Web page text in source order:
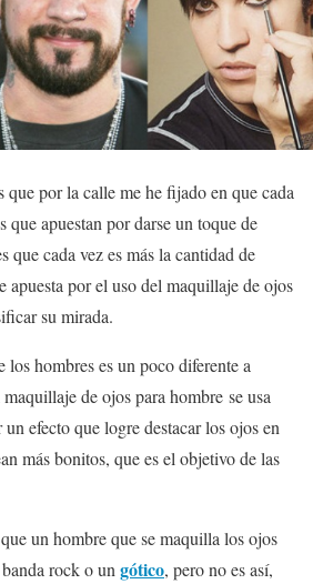
que por la calle me he fijado en que cada
que apuestan por darse un toque de
que cada vez es más la cantidad de
apuesta por el uso del maquillaje de ojos
su mirada.
hombres es un poco diferente a
de ojos para hombre se usa
efecto que logre destacar los ojos en
más bonitos, que es el objetivo de las
un hombre que se maquilla los ojos
rock o ungótico, pero no es así,